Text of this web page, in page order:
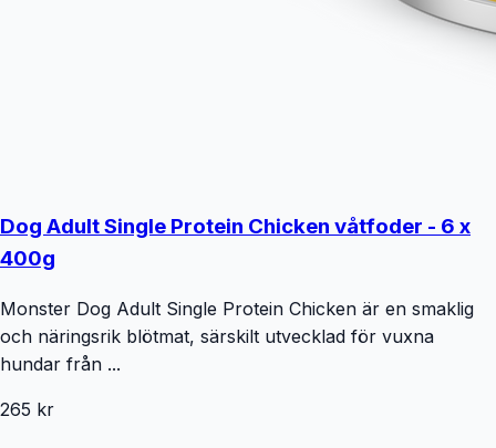
Dog Adult Single Protein Chicken våtfoder - 6 x
400g
Monster Dog Adult Single Protein Chicken är en smaklig
och näringsrik blötmat, särskilt utvecklad för vuxna
hundar från ...
265 kr